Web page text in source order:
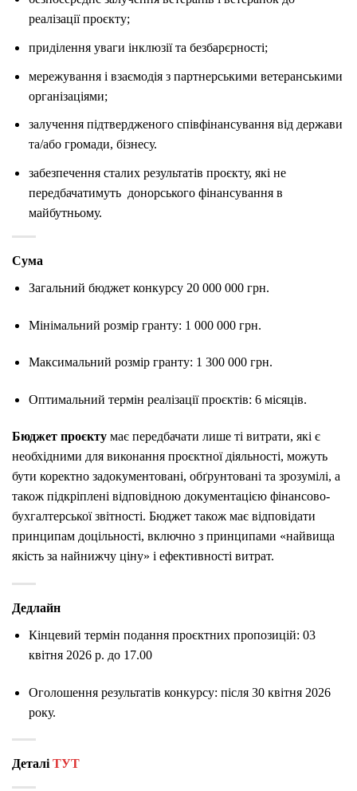
реалізації проєкту;
приділення уваги інклюзії та безбарєрності;
мережування і взаємодія з партнерськими ветеранськими
організаціями;
залучення підтвердженого співфінансування від держави
та/або громади, бізнесу.
забезпечення сталих результатів проєкту, які не
передбачатимуть донорського фінансування в
майбутньому.
Сума
Загальний бюджет конкурсу 20 000 000 грн.
Мінімальний розмір гранту: 1 000 000 грн.
Максимальний розмір гранту: 1 300 000 грн.
Оптимальний термін реалізації проєктів: 6 місяців.
Бюджет проєкту має передбачати лише ті витрати, які є
необхідними для виконання проєктної діяльності, можуть
бути коректно задокументовані, обґрунтовані та зрозумілі, а
також підкріплені відповідною документацією фінансово-
бухгалтерської звітності. Бюджет також має відповідати
принципам доцільності, включно з принципами «найвища
якість за найнижчу ціну» і ефективності витрат.
Дедлайн
Кінцевий термін подання проєктних пропозицій: 03
квітня 2026 р. до 17.00
Оголошення результатів конкурсу: після 30 квітня 2026
року.
Деталі ТУТ